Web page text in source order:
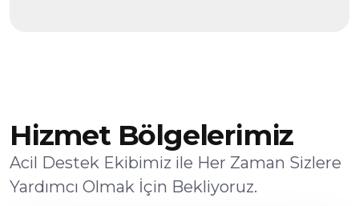
Hizmet Bölgelerimiz
Acil Destek Ekibimiz ile Her Zaman Sizlere
Yardımcı Olmak İçin Bekliyoruz.